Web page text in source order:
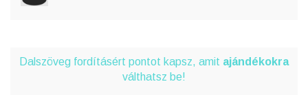
Dalszöveg fordításért pontot kapsz, amit ajándékokra
válthatsz be!